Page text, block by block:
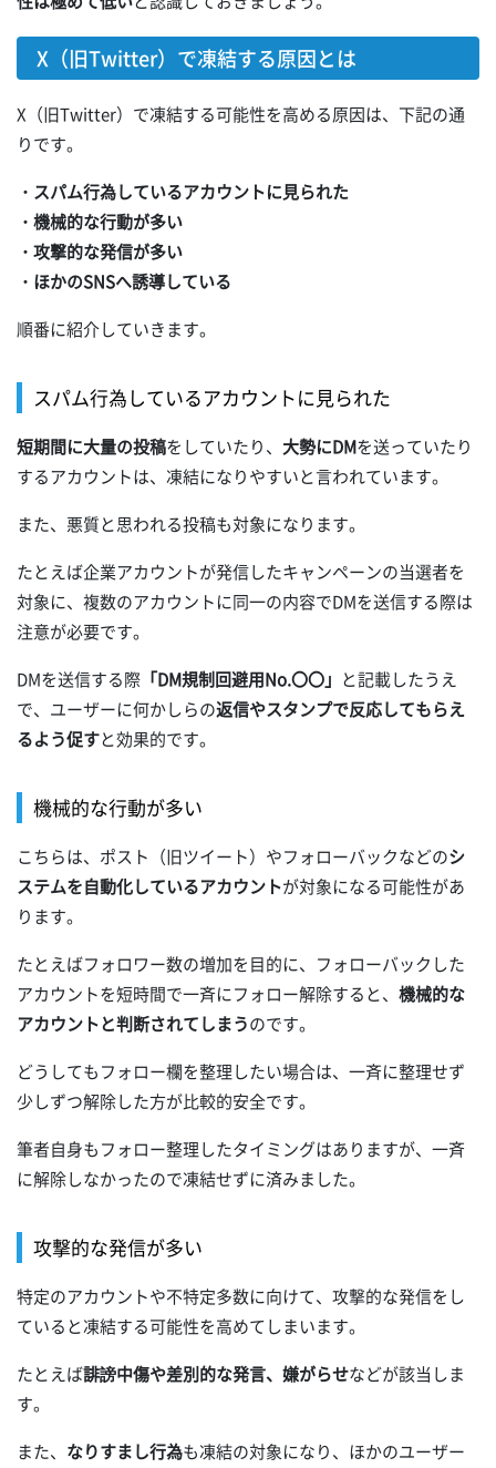
X（旧Twitter）で凍結する原因とは
X（旧Twitter）で凍結する可能性を高める原因は、下記の通
りです。
・スパム行為しているアカウントに見られた
・機械的な行動が多い
・攻撃的な発信が多い
・ほかのSNSへ誘導している
順番に紹介していきます。
スパム行為しているアカウントに見られた
短期間に大量の投稿をしていたり、 大勢にDMを送っていたり
するアカウントは、凍結になりやすいと言われています。
また、悪質と思われる投稿も対象になります。
たとえば企業アカウントが発信したキャンペーンの当選者を
対象に、複数のアカウントに同一の内容でDMを送信する際は
注意が必要です。
DMを送信する際 「DM規制回避用No.〇〇」 と記載したうえ
で、ユーザーに何かしらの返信やスタンプで反応してもらえ
るよう促すと効果的です。
機械的な行動が多い
こちらは、ポスト（旧ツイート）やフォローバックなどのシ
ステムを自動化しているアカウントが対象になる可能性があ
ります。
たとえばフォロワー数の増加を目的に、フォローバックした
アカウントを短時間で一斉にフォロー解除すると、 機械的な
アカウントと判断されてしまうのです。
どうしてもフォロー欄を整理したい場合は、一斉に整理せず
少しずつ解除した方が比較的安全です。
筆者自身もフォロー整理したタイミングはありますが、一斉
に解除しなかったので凍結せずに済みました。
攻撃的な発信が多い
特定のアカウントや不特定多数に向けて、攻撃的な発信をし
ていると凍結する可能性を高めてしまいます。
たとえば誹謗中傷や差別的な発言、嫌がらせなどが該当しま
す。
また、 なりすまし行為も凍結の対象になり、ほかのユーザー